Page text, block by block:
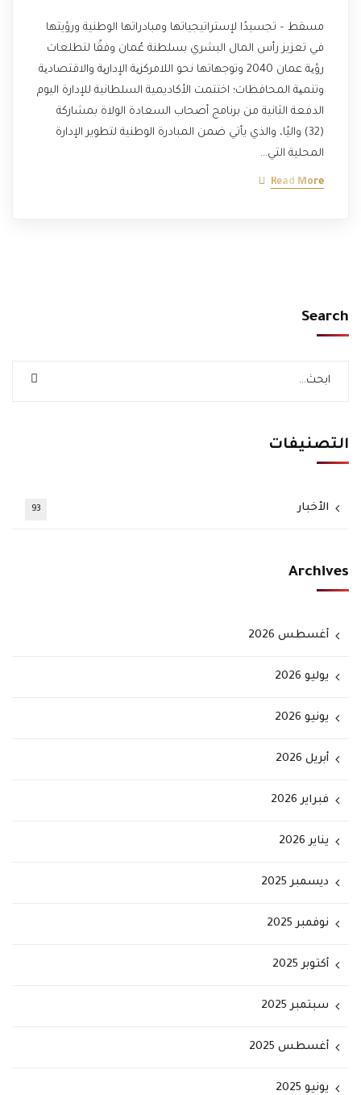
مسقط – تجسيدًا لإستراتيجياتها ومبادراتها الوطنية ورؤيتها
في تعزيز رأس المال البشري بسلطنة عُمان وفقًا لتطلعات
رؤیة عمان 2040 وتوجهاتها نحو اللامركزیة الإداریة والاقتصادیة
وتنمیة المحافظات؛ اختتمت الأكاديمية السلطانية للإدارة اليوم
الدفعة الثانية من برنامج أصحاب السعادة الولاة بمشاركة
(32) واليًا، والذي يأتي ضمن المبادرة الوطنية لتطوير الإدارة
المحلية التي…
Read More
Search
التصنيفات
الأخبار 93
Archives
أغسطس 2026
يوليو 2026
يونيو 2026
أبريل 2026
فبراير 2026
يناير 2026
ديسمبر 2025
نوفمبر 2025
أكتوبر 2025
سبتمبر 2025
أغسطس 2025
يونيو 2025